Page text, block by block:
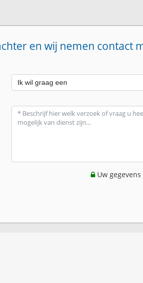
en wij nemen contact
Uw